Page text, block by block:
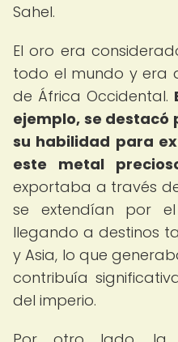
Sahel.
El oro era
todo el mundo y era
de África Occidental.
ejemplo, se destacó
su habilidad para
este metal
exportaba a través
se extendían por
llegando a destinos
y Asia, lo que
contribuía
del imperio.